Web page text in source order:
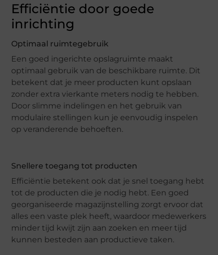
Efficiëntie door goede
inrichting
Optimaal ruimtegebruik
Een goed ingerichte opslagruimte maakt
optimaal gebruik van de beschikbare ruimte. Dit
betekent dat je meer producten kunt opslaan
zonder extra vierkante meters nodig te hebben.
Door slimme indelingen en het gebruik van
modulaire stellingen kun je eenvoudig inspelen
op veranderende behoeften.
Snellere toegang tot producten
Efficiëntie betekent ook dat je snel toegang hebt
tot de producten die je nodig hebt. Een goed
georganiseerde magazijnstelling zorgt ervoor dat
alles een vaste plek heeft, waardoor medewerkers
minder tijd kwijt zijn aan zoeken en meer tijd
kunnen besteden aan productieve taken.